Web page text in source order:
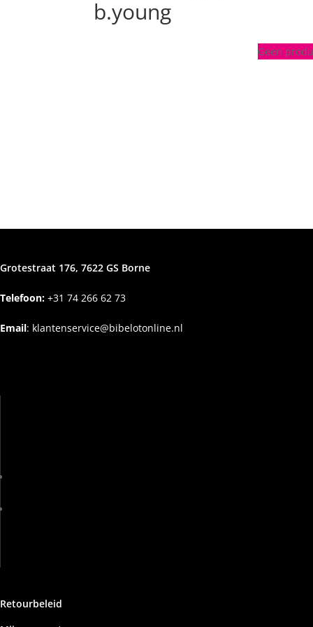
b.young
Geen
Grotestraat 176, 7622 GS Borne
Telefoon: +31 74 266 62 73
Email: klantenservice@bibelotonline.nl
Retourbeleid